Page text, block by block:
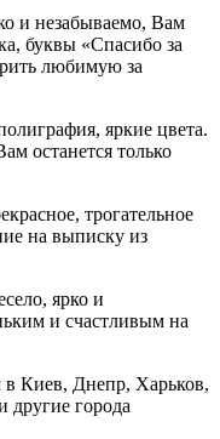
и незабываемо, Вам
буквы «Спасибо за
любимую за
яркие цвета.
останется только
трогательное
на выписку из
ярко и
и счастливым на
Киев, Днепр, Харьков,
другие города